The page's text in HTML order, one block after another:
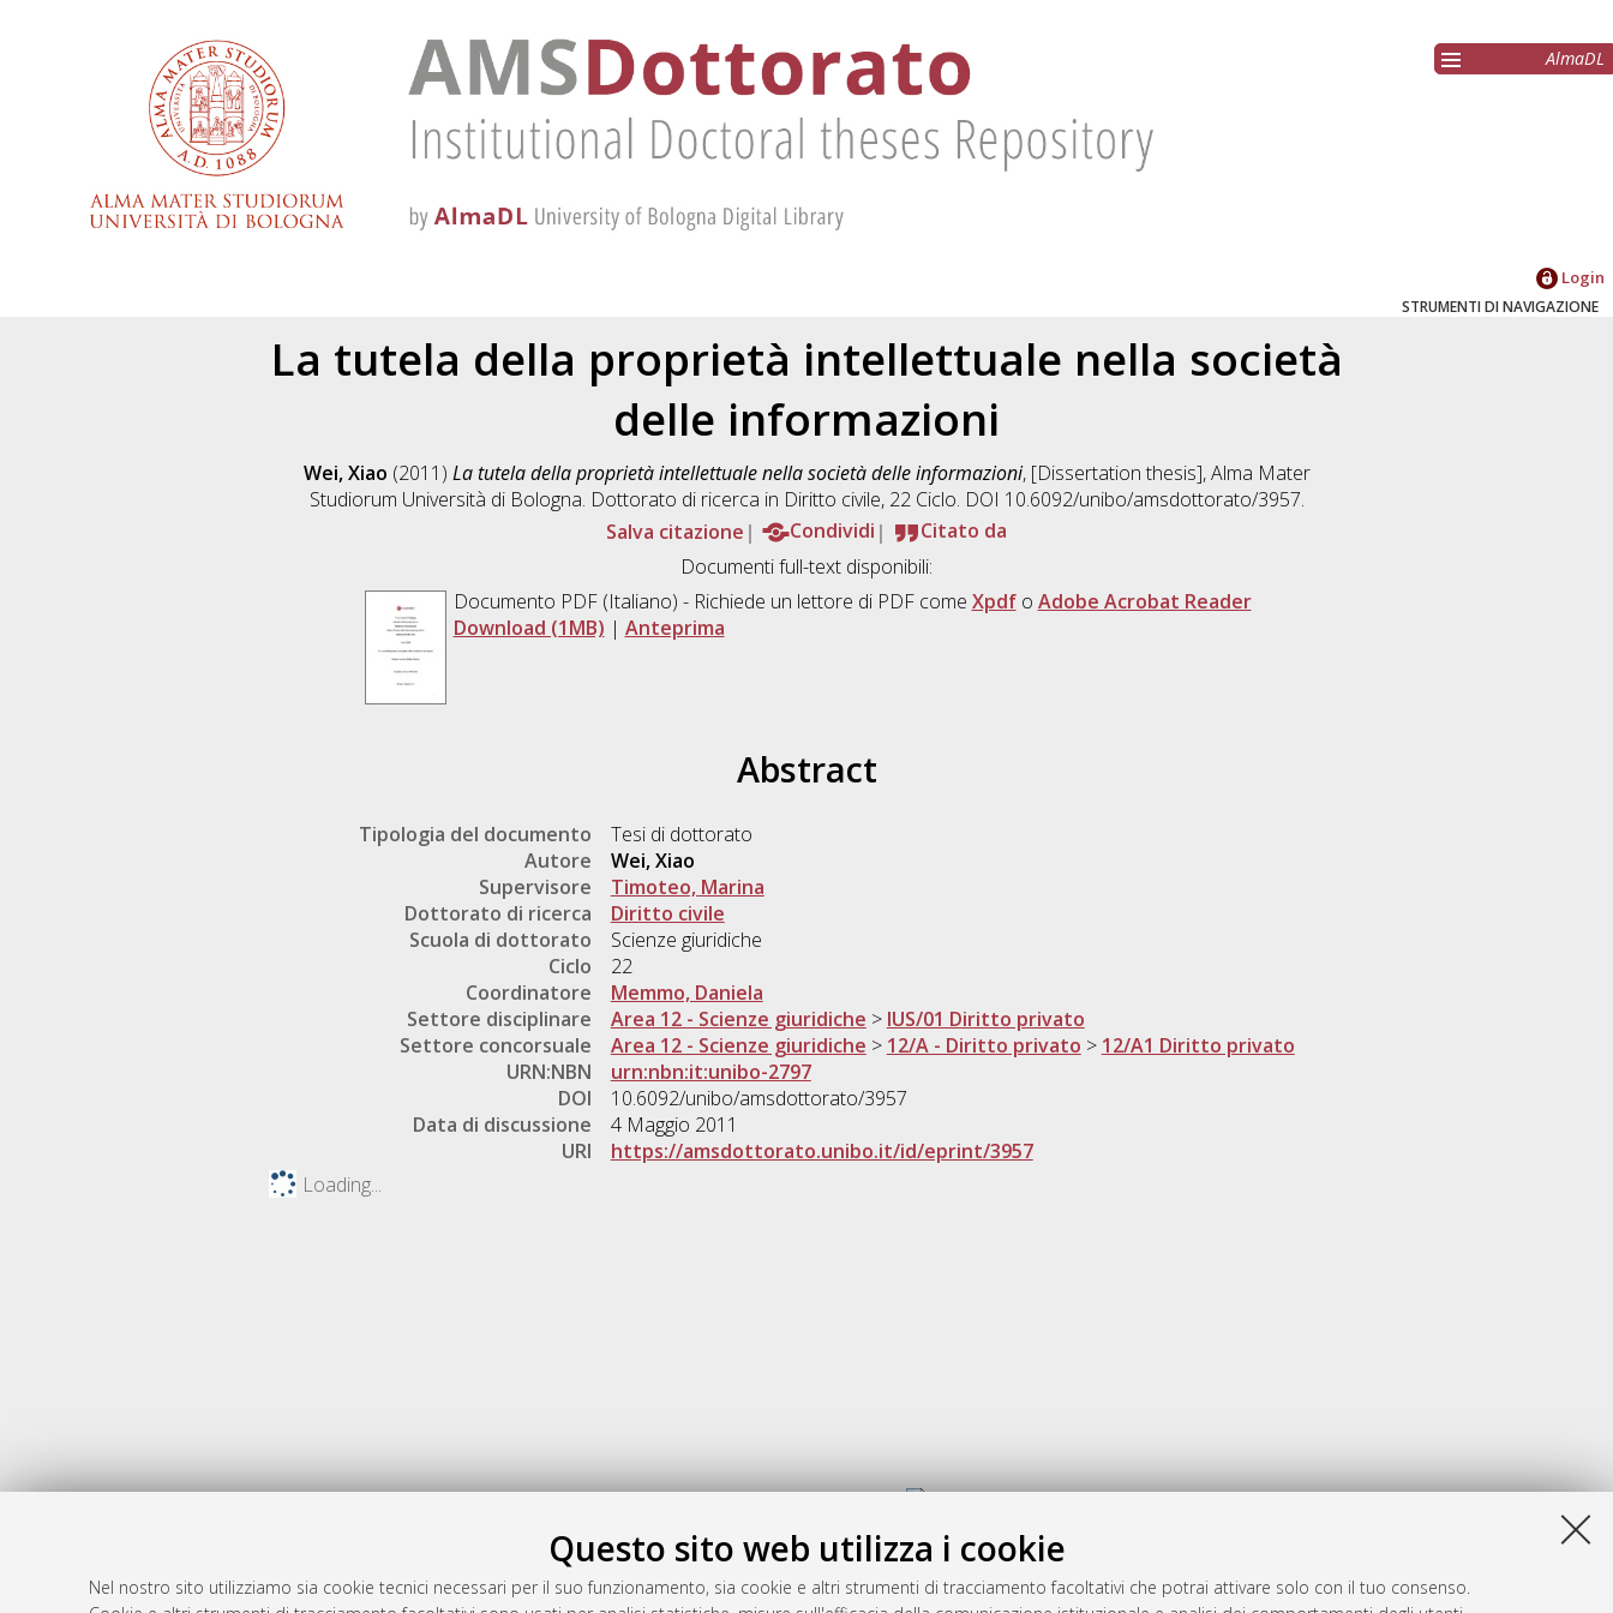
Questo sito web utilizza i cookie
Nel nostro sito utilizziamo sia cookie tecnici necessari per il suo funzionamento, sia cookie e altri strumenti di tracciamento facoltativi che potrai attivare solo con il tuo consenso.
AlmaDL
Login
STRUMENTI DI NAVIGAZIONE
La tutela della proprietà intellettuale nella società
delle informazioni
Wei, Xiao (2011) La tutela della proprietà intellettuale nella società delle informazioni, [Dissertation thesis], Alma Mater
Studiorum Università di Bologna. Dottorato di ricerca in Diritto civile, 22 Ciclo. DOI 10.6092/unibo/amsdottorato/3957.
Salva citazione
Condividi
Citato da
Documenti full-text disponibili:
Documento PDF(Italiano) - Richiede un lettore di PDF come Xpdfo Adobe Acrobat Reader
Download (1MB) | Anteprima
Abstract
Tipologia del documento
Tesi di dottorato
Autore
Wei, Xiao
Supervisore
Timoteo, Marina
Dottorato di ricerca
Diritto civile
Scuola di dottorato
Scienze giuridiche
Ciclo
22
Coordinatore
Memmo, Daniela
Settore disciplinare
Area 12 - Scienze giuridiche > IUS/01 Diritto privato
Settore concorsuale
Area 12 - Scienze giuridiche > 12/A - Diritto privato > 12/A1 Diritto privato
URN:NBN
urn:nbn:it:unibo-2797
DOI
10.6092/unibo/amsdottorato/3957
Data di discussione
4 Maggio 2011
URI
https://amsdottorato.unibo.it/id/eprint/3957
Loading...
Atom
AMS Dottorato